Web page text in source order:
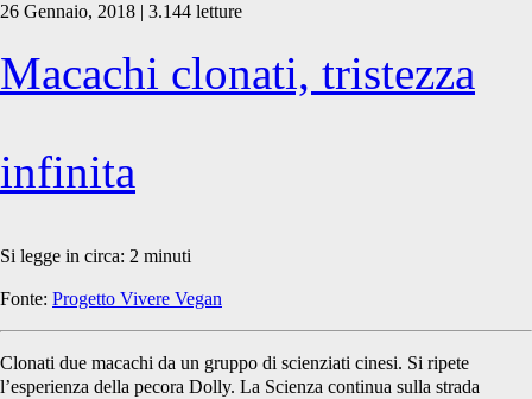
Tag:
<span>zhong
zhong</span>
26 Gennaio, 2018 | 3.144 letture
Macachi clonati, tristezza
infinita
Si legge in circa: 2 minuti
Fonte: Progetto Vivere Vegan
Clonati due macachi da un gruppo di scienziati cinesi. Si ripete
l’esperienza della pecora Dolly. La Scienza continua sulla strada